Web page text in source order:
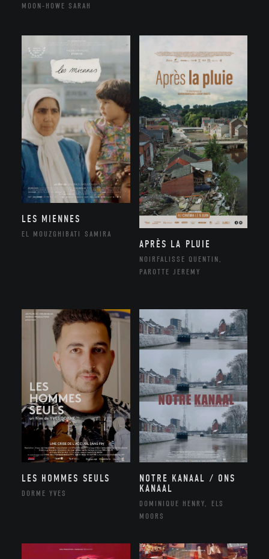
MOON-HOWE SARAH
LES MIENNES
EL MOUZGHIBATI SAMIRA
APRÈS LA PLUIE
NOIRFALISSE QUENTIN,
PAROTTE JEREMY
LES HOMMES SEULS
DORME YVES
NOTRE KANAAL / ONS
KANAAL
DOMINIQUE HENRY, ELS
MOORS